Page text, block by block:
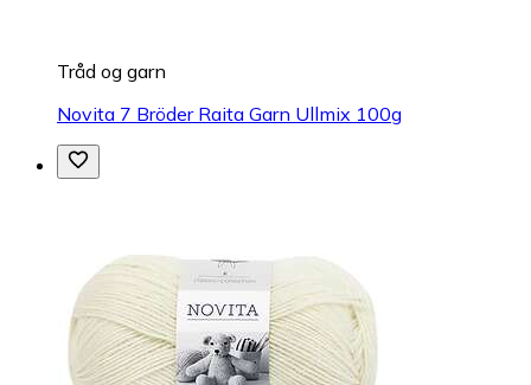
Tråd og garn
Novita 7 Bröder Raita Garn Ullmix 100g